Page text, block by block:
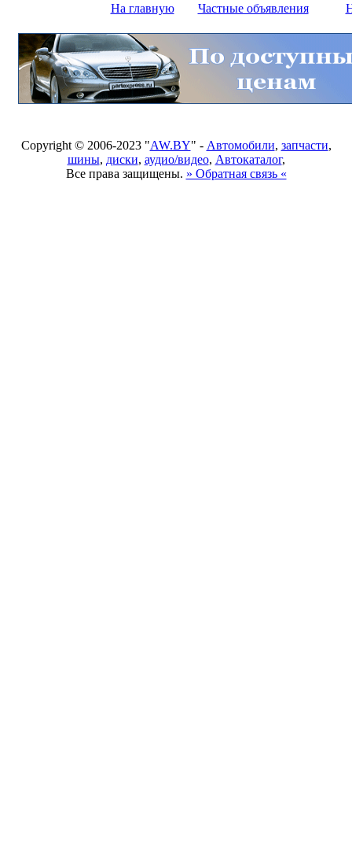
На главную Частные объявления
Copyright © 2006-2023 "AW.BY" - Автомобили, запчасти,
шины, диски, аудио/видео, Автокаталог,
Все права защищены. » Обратная связь «